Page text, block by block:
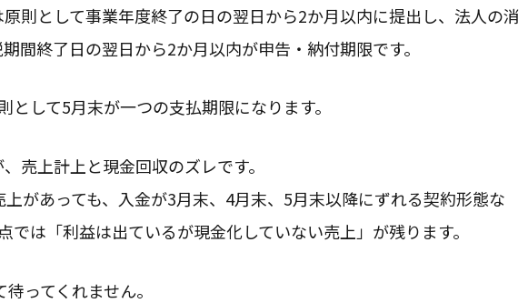
則として事業年度終了の日の翌日から2か月以内に提出し、法人の消
間終了日の翌日から2か月以内が申告・納付期限です。
として5月末が一つの支払期限になります。
売上計上と現金回収のズレです。
があっても、入金が3月末、4月末、5月末以降にずれる契約形態な
では「利益は出ているが現金化していない売上」が残ります。
ってくれません。